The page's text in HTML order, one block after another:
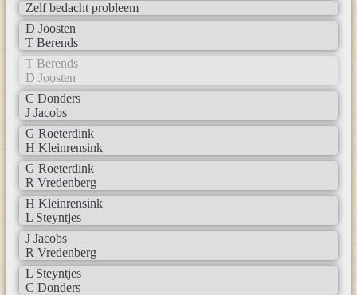
Zelf bedacht probleem
D Joosten
T Berends
T Berends
D Joosten
C Donders
J Jacobs
G Roeterdink
H Kleinrensink
G Roeterdink
R Vredenberg
H Kleinrensink
L Steyntjes
J Jacobs
R Vredenberg
L Steyntjes
C Donders